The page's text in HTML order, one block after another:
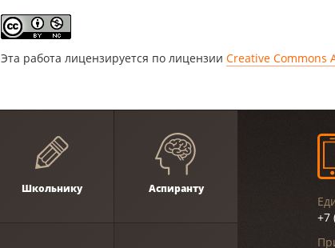
Эта работа лицензируется по лицензии Creative Commons
Школьнику Аспиранту
+7